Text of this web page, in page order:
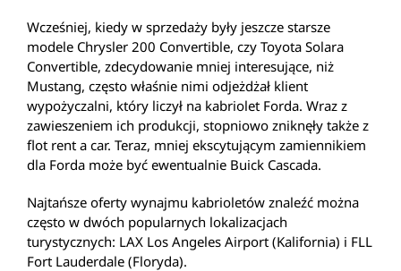
Wcześniej, kiedy w sprzedaży były jeszcze starsze
modele Chrysler 200 Convertible, czy Toyota Solara
Convertible, zdecydowanie mniej interesujące, niż
Mustang, często właśnie nimi odjeżdżał klient
wypożyczalni, który liczył na kabriolet Forda. Wraz z
zawieszeniem ich produkcji, stopniowo zniknęły także z
flot rent a car. Teraz, mniej ekscytującym zamiennikiem
dla Forda może być ewentualnie Buick Cascada.
Najtańsze oferty wynajmu kabrioletów znaleźć można
często w dwóch popularnych lokalizacjach
turystycznych: LAX Los Angeles Airport (Kalifornia) i FLL
Fort Lauderdale (Floryda).